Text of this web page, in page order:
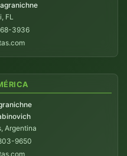
FL
3936
Argentina
9650